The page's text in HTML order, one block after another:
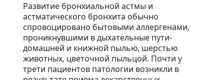
Развитие бронхиальной астмы и
астматического бронхита обычно
спровоцировано бытовыми аллергенами,
проникнувшими в дыхательные пути-
домашней и книжной пылью, шерстью
животных, цветочной пыльцой. Почти у
трети пациентов патологии возникли в